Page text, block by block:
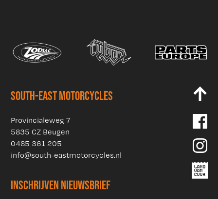
SOUTH-EAST MOTORCYCLES
Provincialeweg 7
5835 CZ Beugen
0485 361 205
info@south-eastmotorcycles.nl
INSCHRIJVEN NIEUWSBRIEF